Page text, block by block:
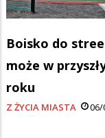
Boisko do
może w
roku
Z ŻYCIA MIASTA 06/